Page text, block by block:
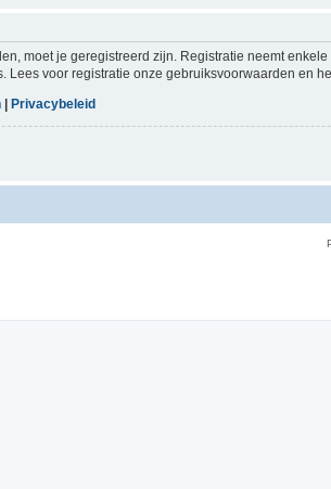
moet je geregistreerd zijn. Registratie neemt
Lees voor registratie onze gebruiksvoorwaarden en
Privacybeleid